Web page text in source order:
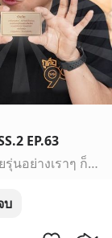
EP.63
ย้อนกลับไปในยุค 90 สิ่งหนึ่งที่อยู่คู่กับชีวิตวัยรุ่นอย่างเราๆ ก็คือ เรื่องความรัก และสิ่งที่ตามมาในประเด็นนี้ก็คือ การจีบกัน ซึ่งผมเชื่อว่า หลายๆ คนก็น่าจะม…
บ